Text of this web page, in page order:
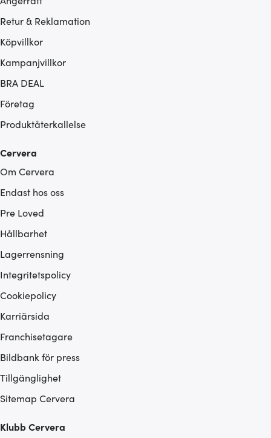
Retur & Reklamation
Köpvillkor
Kampanjvillkor
BRA DEAL
Företag
Produktåterkallelse
Cervera
Om Cervera
Endast hos oss
Pre Loved
Hållbarhet
Lagerrensning
Integritetspolicy
Cookiepolicy
Karriärsida
Franchisetagare
Bildbank för press
Tillgänglighet
Sitemap Cervera
Klubb Cervera